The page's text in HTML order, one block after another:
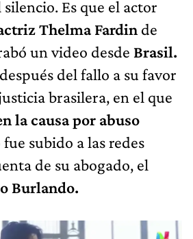
Es que el actor
Thelma Fardin de
un video desde Brasil.
del fallo a su favor
brasilera, en el que
la causa por abuso
fue subido a las redes
de su abogado, el
Burlando.